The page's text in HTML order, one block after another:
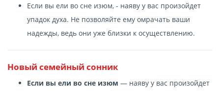
Если вы ели во сне изюм, - наяву у вас произойдет
упадок духа. Не позволяйте ему омрачать ваши
надежды, ведь они уже близки к осуществлению.
Новый семейный сонник
Если вы ели во сне изюм — наяву у вас произойдет